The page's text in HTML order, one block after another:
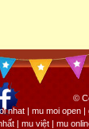
©
nhat | mu moi open
| mu việt | mu